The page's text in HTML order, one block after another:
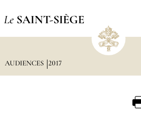
Le SAINT-SIÈGE
AUDIENCES 2017